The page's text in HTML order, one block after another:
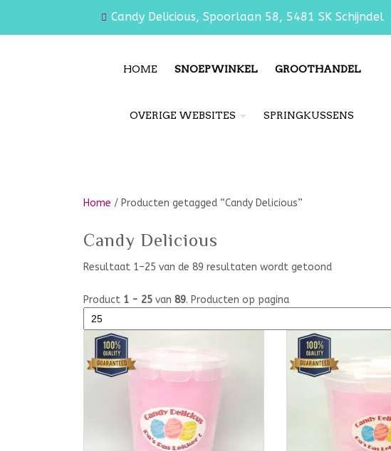
Candy Delicious, Spoorlaan 58, 5481 SK Schijndel
HOME SNOEPWINKEL GROOTHANDEL
OVERIGE WEBSITES SPRINGKUSSENS
Home / Producten getagged “Candy Delicious”
Candy Delicious
Resultaat 1–25 van de 89 resultaten wordt getoond
Product 1 - 25 van 89. Producten op pagina